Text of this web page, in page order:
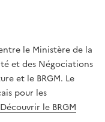
A
le Ministère de la
et des Négociations
et le BRGM. Le
pour les
Découvrir le BRGM